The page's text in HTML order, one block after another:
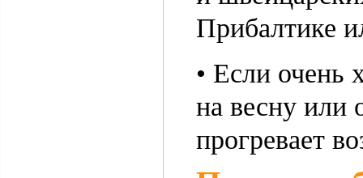
Прибалтике
• Если очень
на весну или
прогревает